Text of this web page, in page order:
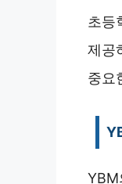
초등
제공
중요